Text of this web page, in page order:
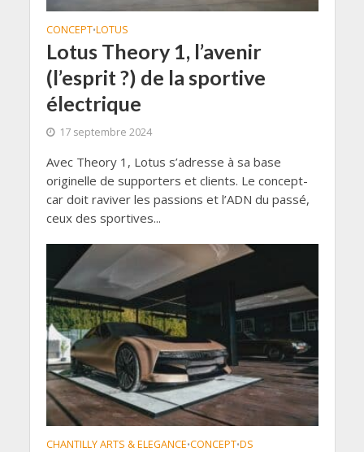
CONCEPT•LOTUS
Lotus Theory 1, l’avenir
(l’esprit ?) de la sportive
électrique
17 septembre 2024
Avec Theory 1, Lotus s’adresse à sa base
originelle de supporters et clients. Le concept-
car doit raviver les passions et l’ADN du passé,
ceux des sportives...
CHANTILLY ARTS & ELEGANCE•CONCEPT•DS